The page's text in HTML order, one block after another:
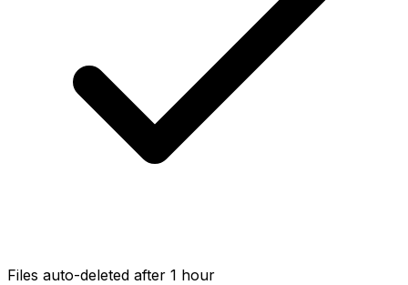
Files auto-deleted after 1 hour